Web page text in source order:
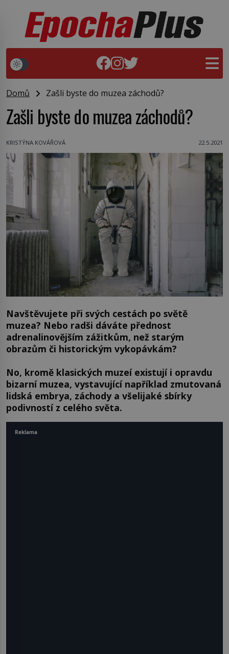
Domů Zašli byste do muzea záchodů?
Zašli byste do muzea záchodů?
KRISTÝNA KOVÁŘOVÁ 22.5.2021
Navštěvujete při svých cestách po světě
muzea? Nebo radši dáváte přednost
adrenalinovějším zážitkům, než starým
obrazům či historickým vykopávkám?
No, kromě klasických muzeí existují i opravdu
bizarní muzea, vystavující například zmutovaná
lidská embrya, záchody a všelijaké sbírky
podivností z celého světa.
Reklama